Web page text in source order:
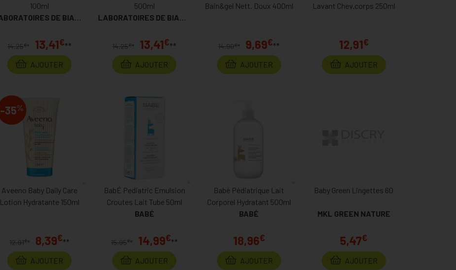
100ml
14,25€* 13,41€**
AJOUTER
500ml
14,25€* 13,41€**
AJOUTER
Bain&gel Nett. Doux 400ml
14,90€* 9,69€**
AJOUTER
Lavant Chev.corps 250ml
12,91€
AJOUTER
-35%
Aveeno Baby Daily Care
Lotion Hydratante 150ml
12,91€* 8,39€**
AJOUTER
BabÉ Pediatric Emulsion
Croutes Lait Tube 50ml
BABÉ
15,95€* 14,99€**
AJOUTER
Babé Pédiatrique Lait
Corporel Hydratant 500ml
BABÉ
18,96€
AJOUTER
Baby Green Lingettes 60
MKL GREEN NATURE
5,47€
AJOUTER